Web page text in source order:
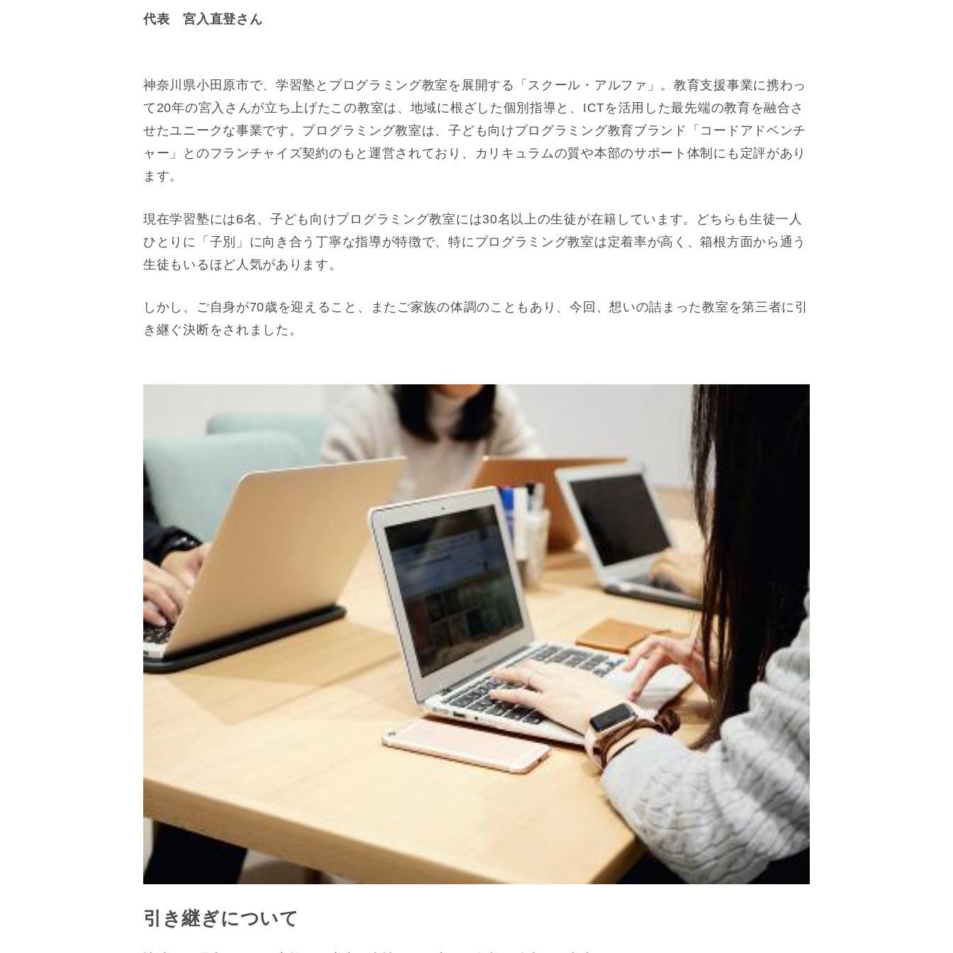
代表 宮入直登さん
神奈川県小田原市で、学習塾とプログラミング教室を展開する「スクール・アルファ」。教育支援事業に携わっ
て20年の宮入さんが立ち上げたこの教室は、地域に根ざした個別指導と、ICTを活用した最先端の教育を融合さ
せたユニークな事業です。プログラミング教室は、子ども向けプログラミング教育ブランド「コードアドベンチ
ャー」とのフランチャイズ契約のもと運営されており、カリキュラムの質や本部のサポート体制にも定評があり
ます。
現在学習塾には6名、子ども向けプログラミング教室には30名以上の生徒が在籍しています。どちらも生徒一人
ひとりに「子別」に向き合う丁寧な指導が特徴で、特にプログラミング教室は定着率が高く、箱根方面から通う
生徒もいるほど人気があります。
しかし、ご自身が70歳を迎えること、またご家族の体調のこともあり、今回、想いの詰まった教室を第三者に引
き継ぐ決断をされました。
引き継ぎについて